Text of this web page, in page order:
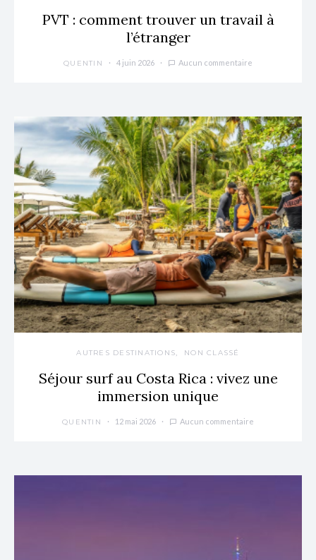
PVT : comment trouver un travail à
l’étranger
QUENTIN 4 juin 2026 Aucun commentaire
AUTRES DESTINATIONS NON CLASSÉ
Séjour surf au Costa Rica : vivez une
immersion unique
QUENTIN 12 mai 2026 Aucun commentaire